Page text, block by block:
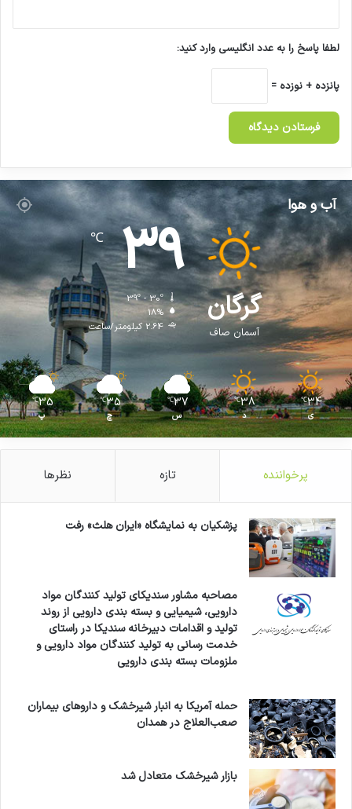
لطفا پاسخ را به عدد انگلیسی وارد کنید:
پانزده + نوزده =
آب و هوا
گرگان
آسمان صاف
39
℃
39º - 30º
18%
2.64 کیلومتر/ساعت
34
℃
ی
38
℃
د
37
℃
س
35
℃
چ
35
℃
پ
پرخواننده تازه نظرها
پزشکیان به نمایشگاه «ایران هلث» رفت
مصاحبه مشاور سندیکای تولید کنندگان مواد
دارویی، شیمیایی و بسته بندی دارویی از روند
تولید و اقدامات دبیرخانه سندیکا در راستای
خدمت رسانی به تولید کنندگان مواد دارویی و
ملزومات بسته بندی دارویی
حمله آمریکا به انبار شیرخشک و داروهای بیماران
صعب‌العلاج در همدان
بازار شیرخشک متعادل شد